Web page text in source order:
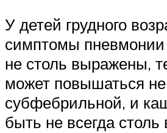
У детей грудного
симптомы пневмонии
не столь выражены,
может повышаться
субфебрильной, и
быть не всегда